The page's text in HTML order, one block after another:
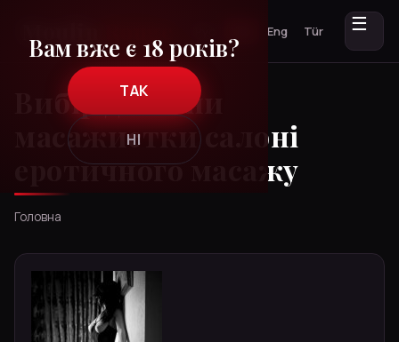
Вам вже є 18 років?
ТАК
НІ
Eng Tür ☰
Вибір дівчини
масажистки салоні
еротичного масажу
Головна